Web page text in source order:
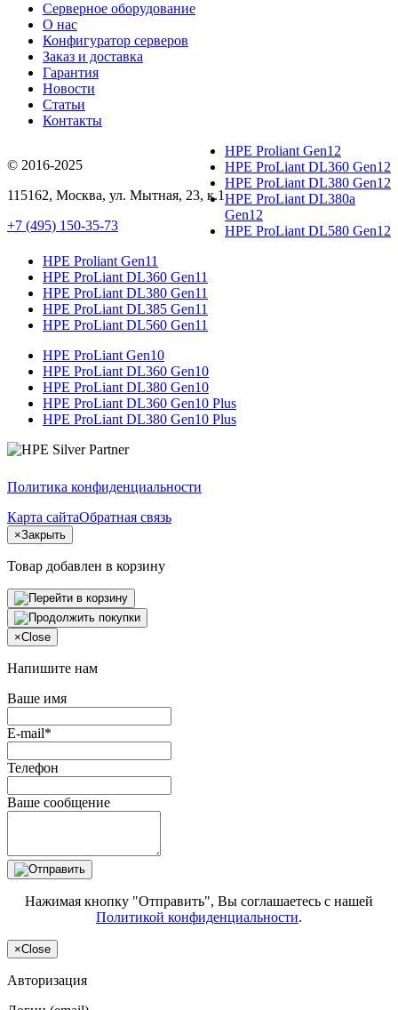
Серверное оборудование
О нас
Конфигуратор серверов
Заказ и доставка
Гарантия
Новости
Статьи
Контакты
© 2016-2025
115162, Москва, ул. Мытная, 23, к.1
+7 (495) 150-35-73
HPE Proliant Gen12
HPE ProLiant DL360 Gen12
HPE ProLiant DL380 Gen12
HPE ProLiant DL380a
Gen12
HPE ProLiant DL580 Gen12
HPE Proliant Gen11
HPE ProLiant DL360 Gen11
HPE ProLiant DL380 Gen11
HPE ProLiant DL385 Gen11
HPE ProLiant DL560 Gen11
HPE ProLiant Gen10
HPE ProLiant DL360 Gen10
HPE ProLiant DL380 Gen10
HPE ProLiant DL360 Gen10 Plus
HPE ProLiant DL380 Gen10 Plus
Политика конфиденциальности
Карта сайтаОбратная связь
×Закрыть
Товар добавлен в корзину
×Close
Напишите нам
Ваше имя
E-mail*
Телефон
Ваше сообщение
Нажимая кнопку "Отправить", Вы соглашаетесь с нашей
Политикой конфиденциальности.
×Close
Авторизация